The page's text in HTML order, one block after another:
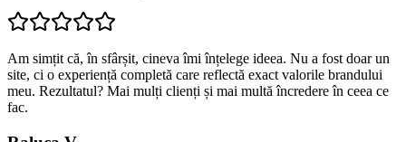
Am simțit că, în sfârșit, cineva îmi înțelege ideea. Nu a fost doar un
site, ci o experiență completă care reflectă exact valorile brandului
meu. Rezultatul? Mai mulți clienți și mai multă încredere în ceea ce
fac.